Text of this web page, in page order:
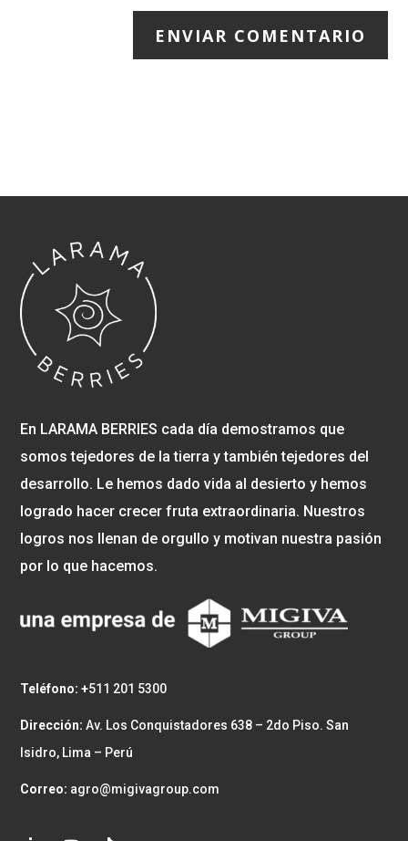
ENVIAR COMENTARIO
En LARAMA BERRIES cada día demostramos que
somos tejedores de la tierra y también tejedores del
desarrollo. Le hemos dado vida al desierto y hemos
logrado hacer crecer fruta extraordinaria. Nuestros
logros nos llenan de orgullo y motivan nuestra pasión
por lo que hacemos.
Teléfono: +511 201 5300
Dirección:Av. Los Conquistadores 638 – 2do Piso. San
Isidro, Lima – Perú
Correo: agro@migivagroup.com